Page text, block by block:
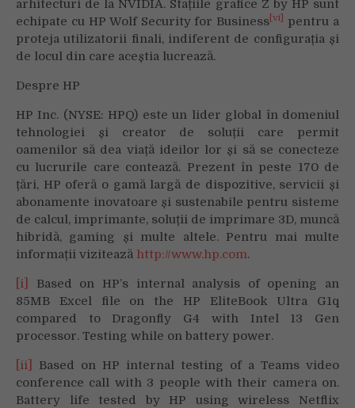
arhitecturi de la NVIDIA. Stațiile grafice Z by HP sunt
echipate cu HP Wolf Security for Business [vi]
pentru a
proteja utilizatorii finali, indiferent de configurația și
de locul din care aceștia lucrează.
Despre HP
HP Inc. (NYSE: HPQ) este un lider global în domeniul
tehnologiei și creator de soluții care permit
oamenilor să dea viață ideilor lor și să se conecteze
cu lucrurile care contează. Prezent în peste 170 de
țări, HP oferă o gamă largă de dispozitive, servicii și
abonamente inovatoare și sustenabile pentru sisteme
de calcul, imprimante, soluții de imprimare 3D, muncă
hibridă, gaming și multe altele. Pentru mai multe
informații vizitează http://www.hp.com.
[i]
Based on HP’s internal analysis of opening an
85MB Excel file on the HP EliteBook Ultra G1q
compared to Dragonfly G4 with Intel 13 Gen
processor. Testing while on battery power.
[ii]
Based on HP internal testing of a Teams video
conference call with 3 people with their camera on.
Battery life tested by HP using wireless Netflix